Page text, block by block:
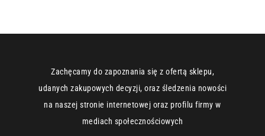
Zachęcamy do zapoznania się z ofertą sklepu,
udanych zakupowych decyzji, oraz śledzenia nowości
na naszej stronie internetowej oraz profilu firmy w
mediach społecznościowych